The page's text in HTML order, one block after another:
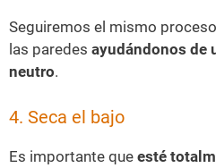
Seguiremos el mismo
las paredes ayudándonos de
neutro.
4. Seca el bajo
Es importante que esté